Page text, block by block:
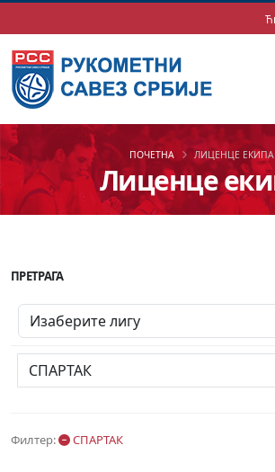
Лиценце
ПОЧЕТНА ЛИЦЕНЦЕ ЕКИПА
Филтер: СПАРТАК
ПРЕТРАГА